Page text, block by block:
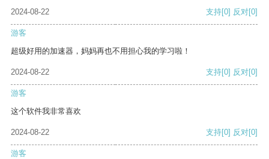
2024-08-22
支持[0] 反对[0]
游客
超级好用的加速器，妈妈再也不用担心我的学习啦！
2024-08-22 支持[0] 反对[0]
游客
这个软件我非常喜欢
2024-08-22 支持[0] 反对[0]
游客